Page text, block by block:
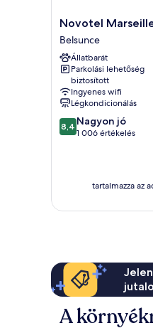
Novotel
Marseille
Centre
Gare
Belsunce
Novotel
Belsunce
Állatbarát
Parkolási lehetőség
biztosított
Ingyenes wifi
Légkondicionálás
8.4
ennyiből:
8,4 Nagyon jó
1 006 értékelés
tartalmazza az
A